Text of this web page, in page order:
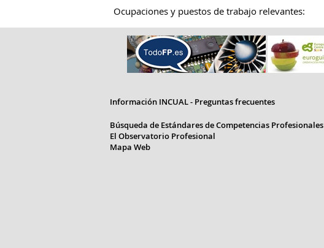
Ocupaciones y puestos de trabajo relevantes:
Información INCUAL - Preguntas frecuentes
Búsqueda de Estándares de Competencias Profesionales
El Observatorio Profesional
Mapa Web